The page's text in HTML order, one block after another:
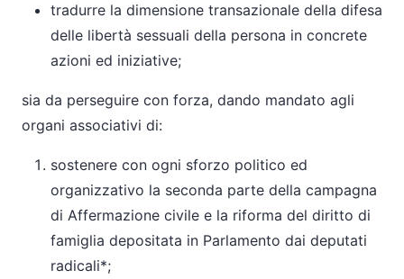
tradurre la dimensione transazionale della difesa
delle libertà sessuali della persona in concrete
azioni ed iniziative;
sia da perseguire con forza, dando mandato agli
organi associativi di:
sostenere con ogni sforzo politico ed
organizzativo la seconda parte della campagna
di Affermazione civile e la riforma del diritto di
famiglia depositata in Parlamento dai deputati
radicali*;